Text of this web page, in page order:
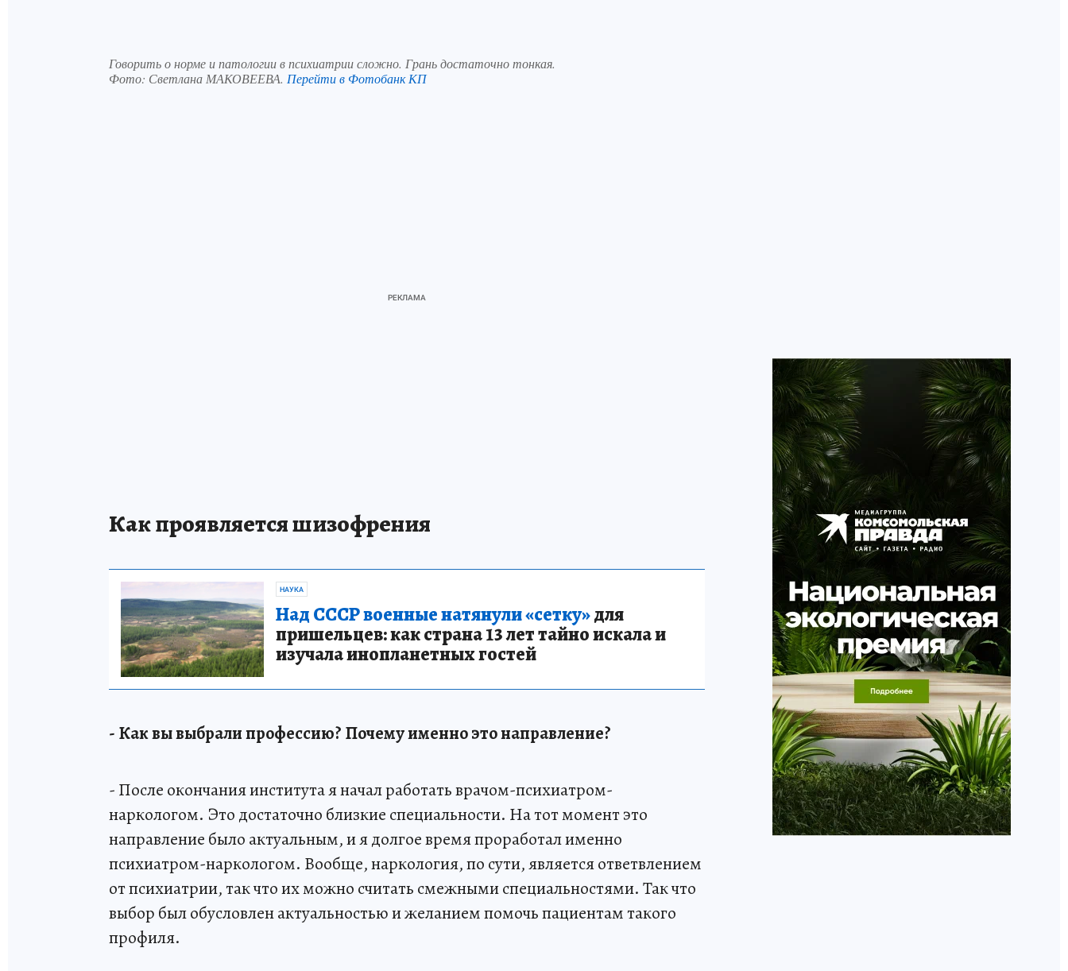
Говорить о норме и патологии в психиатрии сложно. Грань достаточно тонкая.
Фото: Светлана МАКОВЕЕВА. Перейти в Фотобанк КП
Как проявляется шизофрения
НАУКА
Над СССР военные натянули «сетку»для
пришельцев: как страна 13 лет тайно искала и
изучала инопланетных гостей
- Как вы выбрали профессию? Почему именно это направление?
- После окончания института я начал работать врачом-психиатром-
наркологом. Это достаточно близкие специальности. На тот момент это
направление было актуальным, и я долгое время проработал именно
психиатром-наркологом. Вообще, наркология, по сути, является ответвлением
от психиатрии, так что их можно считать смежными специальностями. Так что
выбор был обусловлен актуальностью и желанием помочь пациентам такого
профиля.